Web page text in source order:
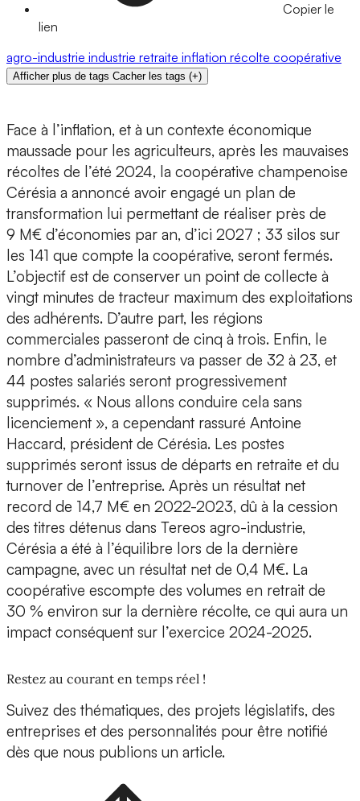
Copier le
lien
agro-industrie industrie retraite inflation récolte coopérative
Afficher plus de tags Cacher les tags (+)
Face à l’inflation, et à un contexte économique
maussade pour les agriculteurs, après les mauvaises
récoltes de l’été 2024, la coopérative champenoise
Cérésia a annoncé avoir engagé un plan de
transformation lui permettant de réaliser près de
9 M€ d’économies par an, d’ici 2027 ; 33 silos sur
les 141 que compte la coopérative, seront fermés.
L’objectif est de conserver un point de collecte à
vingt minutes de tracteur maximum des exploitations
des adhérents. D’autre part, les régions
commerciales passeront de cinq à trois. Enfin, le
nombre d’administrateurs va passer de 32 à 23, et
44 postes salariés seront progressivement
supprimés. « Nous allons conduire cela sans
licenciement », a cependant rassuré Antoine
Haccard, président de Cérésia. Les postes
supprimés seront issus de départs en retraite et du
turnover de l’entreprise. Après un résultat net
record de 14,7 M€ en 2022-2023, dû à la cession
des titres détenus dans Tereos agro-industrie,
Cérésia a été à l’équilibre lors de la dernière
campagne, avec un résultat net de 0,4 M€. La
coopérative escompte des volumes en retrait de
30 % environ sur la dernière récolte, ce qui aura un
impact conséquent sur l’exercice 2024-2025.
Restez au courant en temps réel !
Suivez des thématiques, des projets législatifs, des
entreprises et des personnalités pour être notifié
dès que nous publions un article.